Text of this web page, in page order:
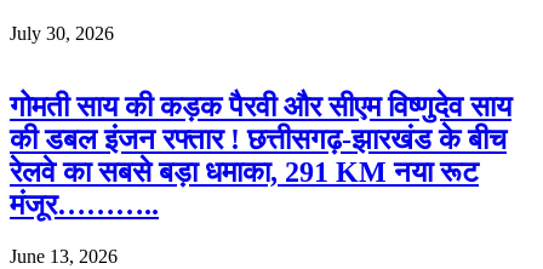
July 30, 2026
गोमती साय की कड़क पैरवी और सीएम विष्णुदेव साय
की डबल इंजन रफ्तार ! छत्तीसगढ़-झारखंड के बीच
रेलवे का सबसे बड़ा धमाका, 291 KM नया रूट
मंजूर………..
June 13, 2026